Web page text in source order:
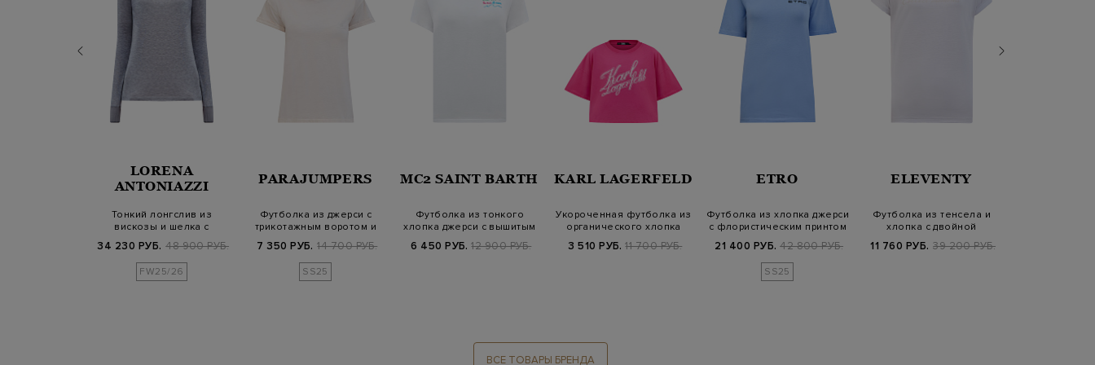
LORENA
ANTONIAZZI
Тонкий лонгслив из
вискозы и шелка с
34 230 РУБ. 48 900 РУБ.
FW25/26
PARAJUMPERS
Футболка из джерси с
трикотажным воротом и
7 350 РУБ. 14 700 РУБ.
SS25
MC2 SAINT BARTH
Футболка из тонкого
хлопка джерси с вышитым
6 450 РУБ. 12 900 РУБ.
KARL LAGERFELD
Укороченная футболка из
органического хлопка
3 510 РУБ. 11 700 РУБ.
ETRO
Футболка из хлопка джерси
с флористическим принтом
21 400 РУБ. 42 800 РУБ.
SS25
ELEVENTY
Футболка из тенсела и
хлопка с двойной
11 760 РУБ. 39 200 РУБ.
ВСЕ ТОВАРЫ БРЕНДА